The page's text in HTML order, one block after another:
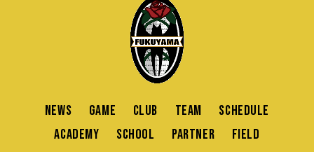
NEWS GAME CLUB TEAM
SCHEDULE
ACADEMY
SCHOOL PARTNER FIELD